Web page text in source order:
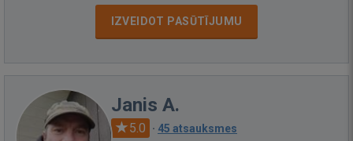
IZVEIDOT PASŪTĪJUMU
Janis A.
5.0 · 45 atsauksmes